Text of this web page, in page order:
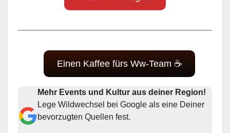
Einen Kaffee fürs Ww-Team ☕
Mehr Events und Kultur aus deiner Region!
Lege Wildwechsel bei Google als eine Deiner
bevorzugten Quellen fest.